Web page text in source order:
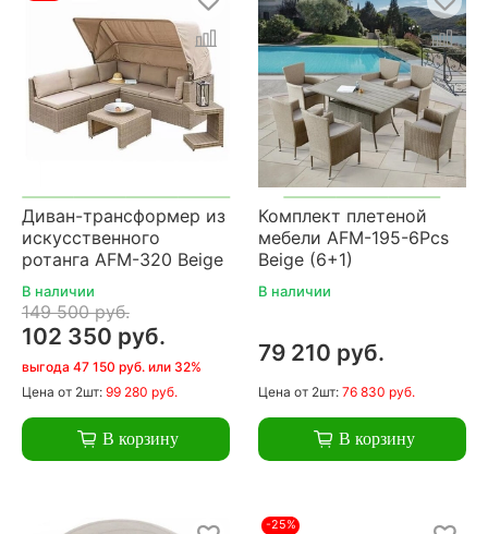
Диван-трансформер из
искусственного
ротанга AFM-320 Beige
В наличии
149 500 руб.
102 350 руб.
выгода 47 150 руб. или 32%
Цена от 2шт: 99 280 руб.
В корзину
Комплект плетеной
мебели AFM-195-6Pcs
Beige (6+1)
В наличии
79 210 руб.
Цена от 2шт: 76 830 руб.
В корзину
-25%